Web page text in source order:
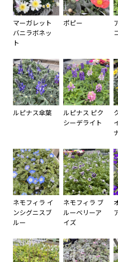
マーガレット
バニラボネッ
ト
ポピー
ルピナス傘葉
ルピナス ピク
シーデライト
ネモフィラ イ
ンシグニスブ
ルー
ネモフィラ ブ
ルーベリーア
イズ